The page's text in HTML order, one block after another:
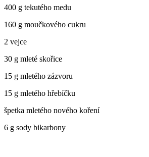
400 g tekutého medu
160 g moučkového cukru
2 vejce
30 g mleté skořice
15 g mletého zázvoru
15 g mletého hřebíčku
špetka mletého nového koření
6 g sody bikarbony